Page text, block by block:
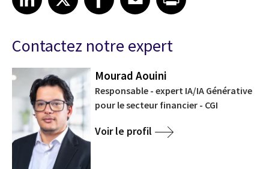
Contactez notre expert
Mourad Aouini
Responsable - expert IA/IA Générative
pour le secteur financier - CGI
Voir le profil